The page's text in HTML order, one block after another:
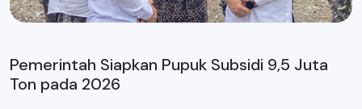
Pemerintah Siapkan Pupuk Subsidi 9,5 Juta
Ton pada 2026